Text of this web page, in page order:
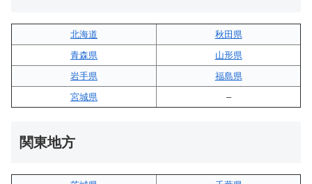
北海道
秋田県
青森県
山形県
岩手県
福島県
宮城県
–
関東地方